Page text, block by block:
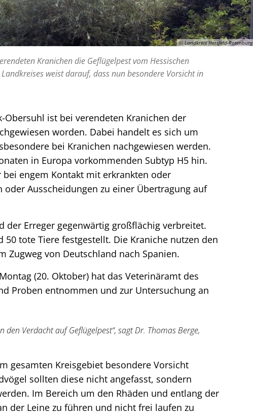
© Landkreis Hersfeld-Rotenburg
Kranichen die Geflügelpest vom Hessischen
weist darauf, dass nun besondere Vorsicht in
ist bei verendeten Kranichen der
worden. Dabei handelt es sich um
bei Kranichen nachgewiesen werden.
in Europa vorkommenden Subtyp H5 hin.
engem Kontakt mit erkrankten oder
Ausscheidungen zu einer Übertragung auf
Erreger gegenwärtig großflächig verbreitet.
tote Tiere festgestellt. Die Kraniche nutzen den
Zugweg von Deutschland nach Spanien.
(20. Oktober) hat das Veterinäramt des
Proben entnommen und zur Untersuchung an
den Verdacht auf Geflügelpest“, sagt Dr. Thomas Berge,
gesamten Kreisgebiet besondere Vorsicht
sollten diese nicht angefasst, sondern
Im Bereich um den Rhäden und entlang der
der Leine zu führen und nicht frei laufen zu